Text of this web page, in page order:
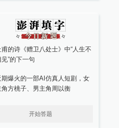
甫的诗《赠卫八处士》中“人生不
见”的下一句
期爆火的一部AI仿真人短剧，女
角方桃子、男主角周以衡
开始答题